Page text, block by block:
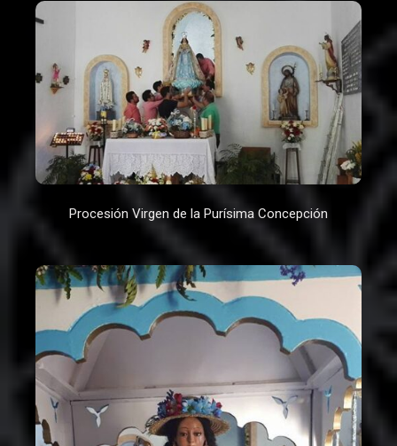
Procesión Virgen de la Purísima Concepción